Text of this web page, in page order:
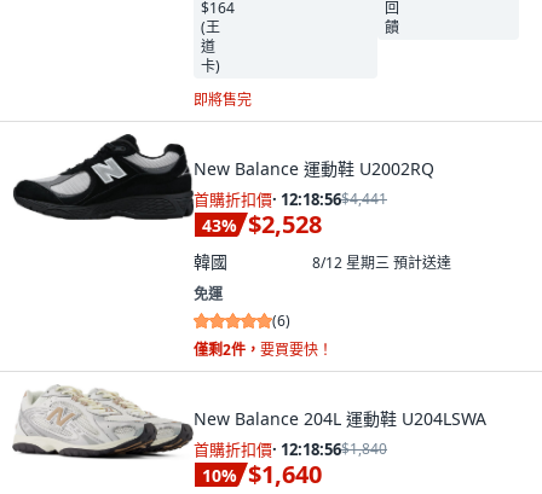
即將售完
New Balance 運動鞋 U2002RQ
首購折扣價· 12:18:55$4,441
43% $2,528
韓國 8/12 星期三預計送達
免運
(6)
僅剩2件， 要買要快！
New Balance 204L 運動鞋 U204LSWA
首購折扣價· 12:18:55$1,840
10% $1,640